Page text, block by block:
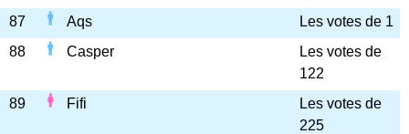
87
Aqs
Les votes de 1
88
Casper
Les votes de
122
89
Fifi
Les votes de
225